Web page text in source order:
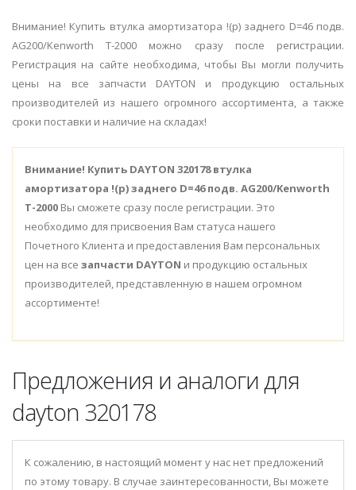
Внимание! Купить втулка амортизатора !(р) заднего D=46 подв.
AG200/Kenworth T-2000 можно сразу после регистрации.
Регистрация на сайте необходима, чтобы Вы могли получить
цены на все запчасти DAYTON и продукцию остальных
производителей из нашего огромного ассортимента, а также
сроки поставки и наличие на складах!
Внимание! Купить DAYTON 320178 втулка
амортизатора !(р) заднего D=46 подв. AG200/Kenworth
T-2000 Вы сможете сразу после регистрации. Это
необходимо для присвоения Вам статуса нашего
Почетного Клиента и предоставления Вам персональных
цен на все запчасти DAYTON и продукцию остальных
производителей, представленную в нашем огромном
ассортименте!
Предложения и аналоги для
dayton 320178
К сожалению, в настоящий момент у нас нет предложений
по этому товару. В случае заинтересованности, Вы можете